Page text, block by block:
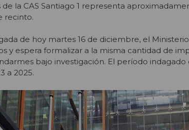
la CAS Santiago 1 representa
recinto.
de hoy martes 16 de diciembre, el
y espera formalizar a la misma cantidad de
bajo investigación. El período
a 2025.